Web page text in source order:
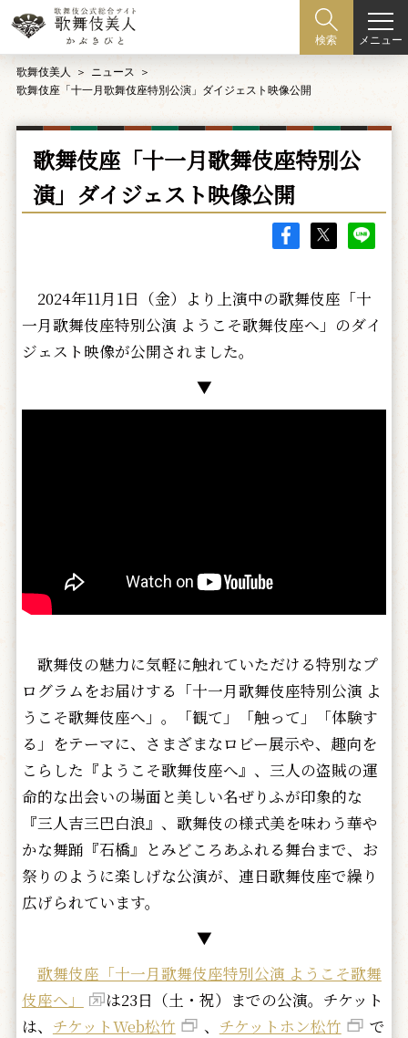
検索 メニュー
歌舞伎美人
ニュース
歌舞伎座「十一月歌舞伎座特別公演」ダイジェスト映像公開
歌舞伎座「十一月歌舞伎座特別公
演」ダイジェスト映像公開
2024年11月1日（金）より上演中の歌舞伎座「十
一月歌舞伎座特別公演 ようこそ歌舞伎座へ」のダイ
ジェスト映像が公開されました。
▼
歌舞伎の魅力に気軽に触れていただける特別なプ
ログラムをお届けする「十一月歌舞伎座特別公演 よ
うこそ歌舞伎座へ」。「観て」「触って」「体験す
る」をテーマに、さまざまなロビー展示や、趣向を
こらした『ようこそ歌舞伎座へ』、三人の盗賊の運
命的な出会いの場面と美しい名ぜりふが印象的な
『三人吉三巴白浪』、歌舞伎の様式美を味わう華や
かな舞踊『石橋』とみどころあふれる舞台まで、お
祭りのように楽しげな公演が、連日歌舞伎座で繰り
広げられています。
▼
歌舞伎座「十一月歌舞伎座特別公演 ようこそ歌舞
伎座へ」
は23日（土・祝）までの公演。チケット
は、 チケットWeb松竹 、 チケットホン松竹
で